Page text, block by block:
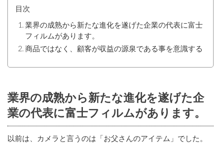
目次
業界の成熟から新たな進化を遂げた企業の代表に富士
フィルムがあります。
商品ではなく、顧客が収益の源泉である事を意識する
業界の成熟から新たな進化を遂げた企
業の代表に富士フィルムがあります。
以前は、カメラと言うのは「お父さんのアイテム」でした。